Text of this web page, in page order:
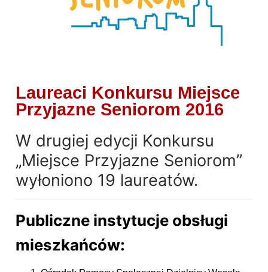
Laureaci Konkursu Miejsce
Przyjazne Seniorom 2016
W drugiej edycji Konkursu
„Miejsce Przyjazne Seniorom”
wyłoniono 19 laureatów.
Publiczne instytucje obsługi
mieszkańców: